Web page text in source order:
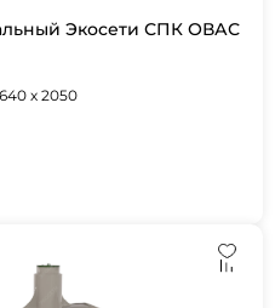
Экосети СПК ОВАС
х 2050